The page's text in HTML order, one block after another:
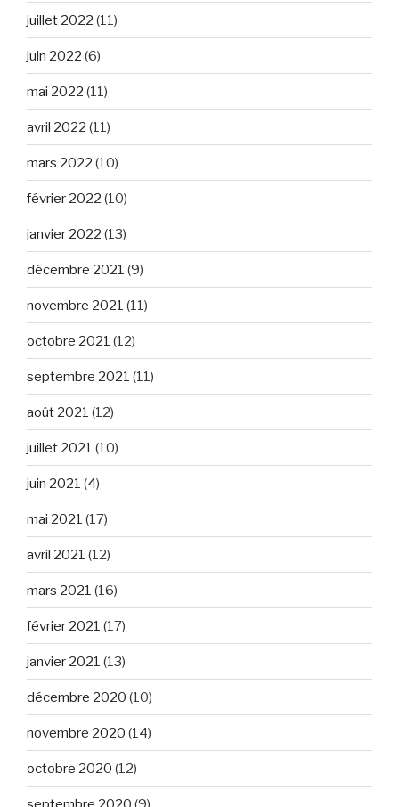
juillet 2022 (11)
juin 2022 (6)
mai 2022 (11)
avril 2022 (11)
mars 2022 (10)
février 2022 (10)
janvier 2022 (13)
décembre 2021 (9)
novembre 2021 (11)
octobre 2021 (12)
septembre 2021 (11)
août 2021 (12)
juillet 2021 (10)
juin 2021 (4)
mai 2021 (17)
avril 2021 (12)
mars 2021 (16)
février 2021 (17)
janvier 2021 (13)
décembre 2020 (10)
novembre 2020 (14)
octobre 2020 (12)